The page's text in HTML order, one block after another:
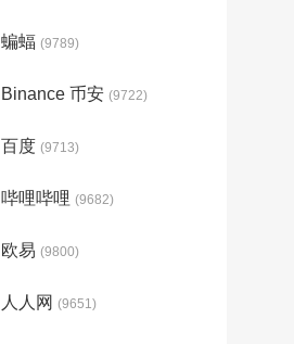
蝙蝠 (9789)
Binance 币安 (9722)
百度 (9713)
哔哩哔哩 (9682)
欧易 (9800)
人人网 (9651)